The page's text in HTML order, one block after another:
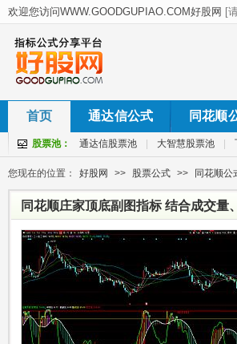
首页 通达信公式 同花顺
股票池： 通达信股票池 大智慧股票池
您现在的位置： 好股网 >> 股票公式 >> 同花顺公
同花顺庄家顶底副图指标 结合成交
图